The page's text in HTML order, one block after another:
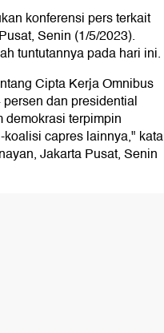
konferensi pers terkait
Senin (1/5/2023).
tuntutannya pada hari ini.
Cipta Kerja Omnibus
dan presidential
demokrasi terpimpin
capres lainnya," kata
Jakarta Pusat, Senin